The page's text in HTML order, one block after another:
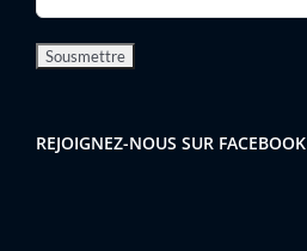
REJOIGNEZ-NOUS SUR FACEBOOK